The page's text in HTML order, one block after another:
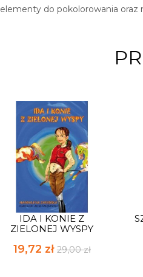
elementy do pokolorowania oraz
IDA I KONIE Z
ZIELONEJ WYSPY
19,72 zł 29,00 zł